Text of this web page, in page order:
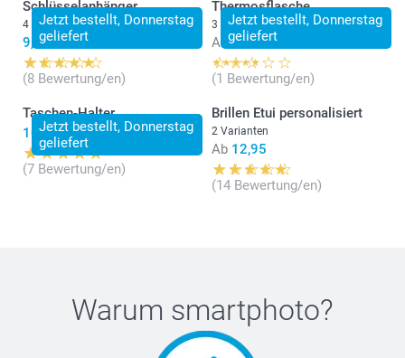
Jetzt bestellt, Donnerstag
geliefert
Schlüsselanhänger
4 Varianten
9,90
(8 Bewertung/en)
Jetzt bestellt, Donnerstag
geliefert
Thermosflasche
3 Varianten
Ab 23,95
(1 Bewertung/en)
Jetzt bestellt, Donnerstag
geliefert
Taschen-Halter
10,90
(7 Bewertung/en)
Brillen Etui personalisiert
2 Varianten
Ab 12,95
(14 Bewertung/en)
Warum smartphoto?